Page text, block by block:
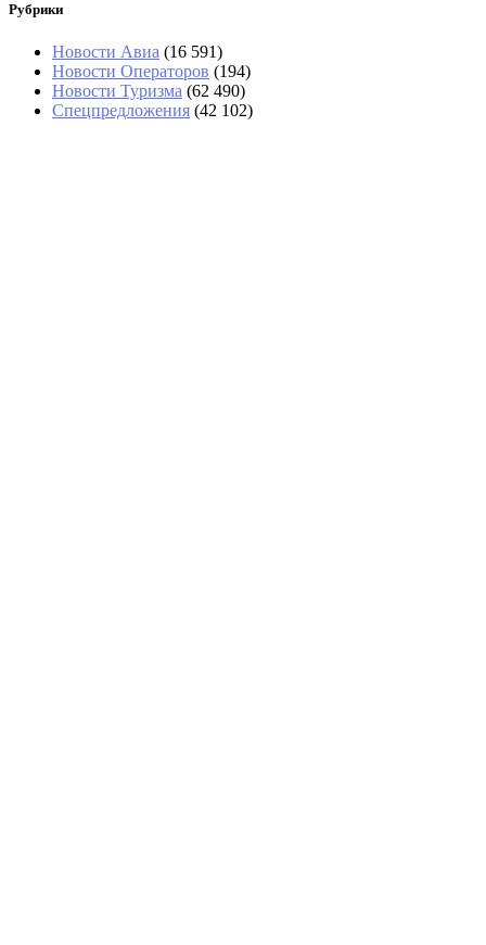
Рубрики
Новости Авиа (16 591)
Новости Операторов (194)
Новости Туризма (62 490)
Спецпредложения (42 102)